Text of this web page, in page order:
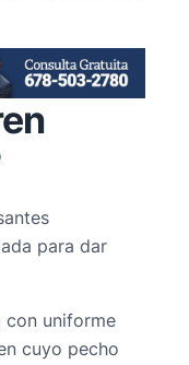
para dar
con uniforme
cuyo pecho